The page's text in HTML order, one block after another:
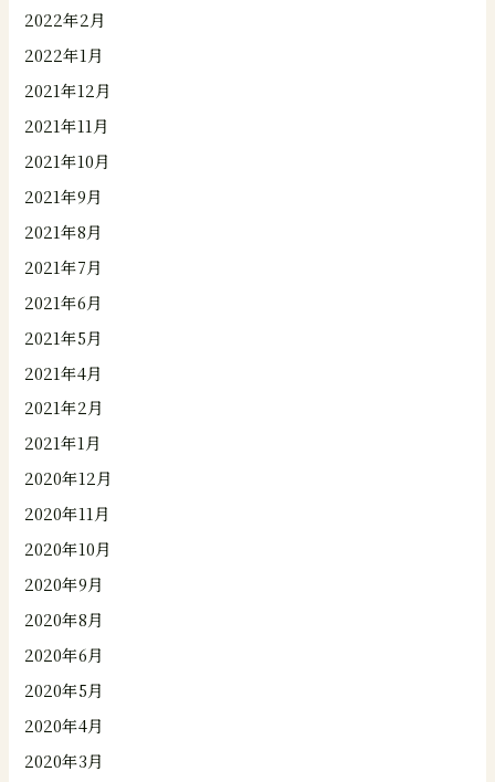
2022年2月
2022年1月
2021年12月
2021年11月
2021年10月
2021年9月
2021年8月
2021年7月
2021年6月
2021年5月
2021年4月
2021年2月
2021年1月
2020年12月
2020年11月
2020年10月
2020年9月
2020年8月
2020年6月
2020年5月
2020年4月
2020年3月